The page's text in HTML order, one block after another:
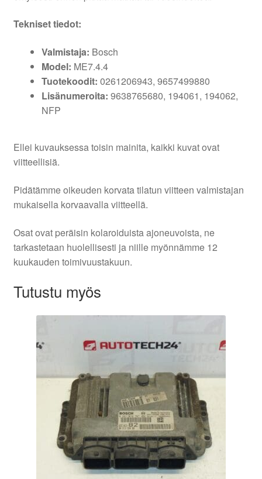
Tekniset tiedot:
Valmistaja: Bosch
Model: ME7.4.4
Tuotekoodit: 0261206943, 9657499880
Lisänumeroita: 9638765680, 194061, 194062,
NFP
Ellei kuvauksessa toisin mainita, kaikki kuvat ovat
viitteellisiä.
Pidätämme oikeuden korvata tilatun viitteen valmistajan
mukaisella korvaavalla viitteellä.
Osat ovat peräisin kolaroiduista ajoneuvoista, ne
tarkastetaan huolellisesti ja niille myönnämme 12
kuukauden toimivuustakuun.
Tutustu myös